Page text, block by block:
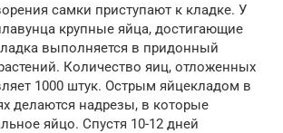
самки приступают к кладке. У
крупные яйца, достигающие
выполняется в придонный
Количество яиц, отложенных
1000 штук. Острым яйцекладом в
делаются надрезы, в которые
яйцо. Спустя 10-12 дней